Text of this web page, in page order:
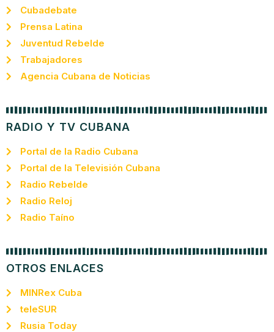
Cubadebate
Prensa Latina
Juventud Rebelde
Trabajadores
Agencia Cubana de Noticias
RADIO Y TV CUBANA
Portal de la Radio Cubana
Portal de la Televisión Cubana
Radio Rebelde
Radio Reloj
Radio Taíno
OTROS ENLACES
MINRex Cuba
teleSUR
Rusia Today